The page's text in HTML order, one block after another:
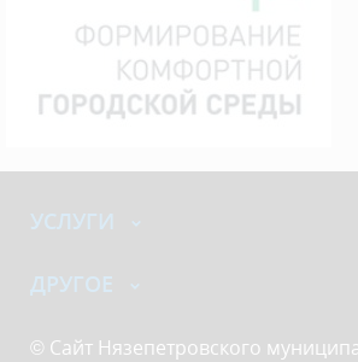
УСЛУГИ
ДРУГОЕ
© Сайт Нязепетровского